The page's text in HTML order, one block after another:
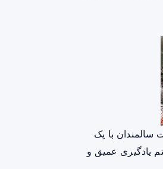
سالمندان با یک
یادگیری عمیق و